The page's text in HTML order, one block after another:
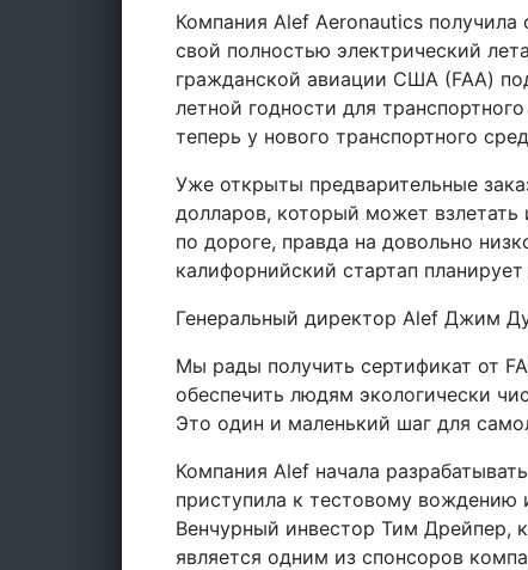
Компания Alef Aeronautics
свой полностью электрический
гражданской авиации США (FAA)
летной годности для
теперь у нового транспортного
Уже открыты предварительные
долларов, который может взлетать
по дороге, правда на довольно
калифорнийский стартап
Генеральный директор Alef Джим
Мы рады получить сертификат от
обеспечить людям экологически
Это один и маленький шаг для
Компания Alef начала
приступила к тестовому вождению
Венчурный инвестор Тим Дрейпер,
является одним из спонсоров